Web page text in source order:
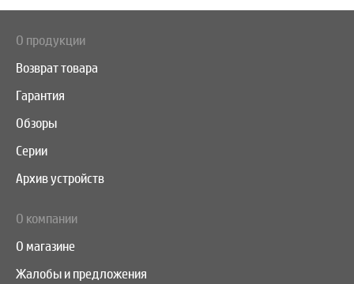
О продукции
Возврат товара
Гарантия
Обзоры
Серии
Архив устройств
О компании
О магазине
Жалобы и предложения